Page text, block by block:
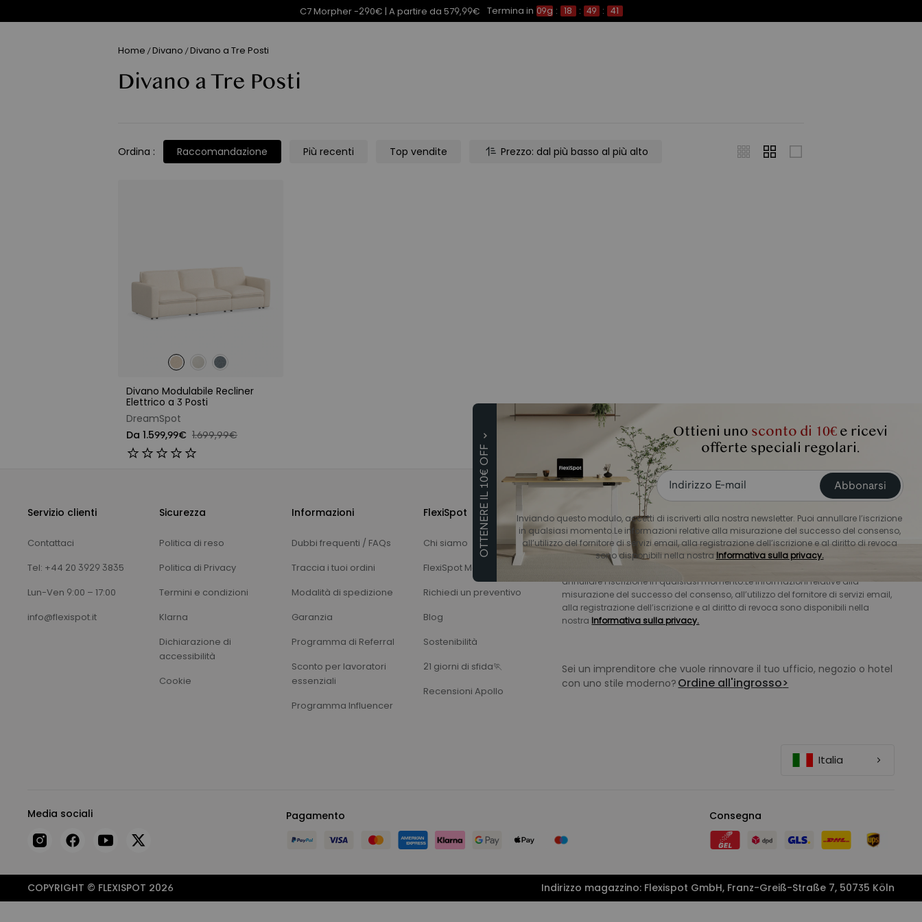
C7 Morpher -290€ | A partire da 579,99€ Termina in 09g : 18 : 49 : 41
Home /Divano /Divano a Tre Posti
Divano a Tre Posti
Ordina : Raccomandazione Più recenti Top vendite Prezzo: dal più basso al più alto
Divano Modulabile Recliner
Elettrico a 3 Posti
DreamSpot
Da 1.599,99€ 1.699,99€
Servizio clienti
Contattaci
Tel: +44 20 3929 3835
Lun-Ven 9:00 – 17:00
info@flexispot.it
Sicurezza
Politica di reso
Politica di Privacy
Termini e condizioni
Klarna
Dichiarazione di
accessibilità
Cookie
Informazioni
Dubbi frequenti / FAQs
Traccia i tuoi ordini
Modalità di spedizione
Garanzia
Programma di Referral
Sconto per lavoratori
essenziali
Programma Influencer
FlexiSpot
Chi siamo
FlexiSpot Membro
Richiedi un preventivo
Blog
Sostenibilità
21 giorni di sfida🏃‍
Recensioni Apollo
Abbonati e ottieni 10€ di sconto
Abbonarsi
Inviando questo modulo, accetti di iscriverti alla nostra newsletter. Puoi
annullare l’iscrizione in qualsiasi momento.Le informazioni relative alla
misurazione del successo del consenso, all’utilizzo del fornitore di servizi email,
alla registrazione dell’iscrizione e al diritto di revoca sono disponibili nella
nostra Informativa sulla privacy.
Sei un imprenditore che vuole rinnovare il tuo ufficio, negozio o hotel
con uno stile moderno? Ordine all'ingrosso>
Italia
Media sociali Pagamento Consegna
COPYRIGHT © FLEXISPOT 2026 Indirizzo magazzino: Flexispot GmbH, Franz-Greiß-Straße 7, 50735 Köln
OTTENERE IL 10€ OFF
Ottieni uno sconto di 10€e ricevi
offerte speciali regolari.
Abbonarsi
Inviando questo modulo, accetti di iscriverti alla nostra newsletter. Puoi annullare l’iscrizione
in qualsiasi momento.Le informazioni relative alla misurazione del successo del consenso,
all’utilizzo del fornitore di servizi email, alla registrazione dell’iscrizione e al diritto di revoca
sono disponibili nella nostra Informativa sulla privacy.